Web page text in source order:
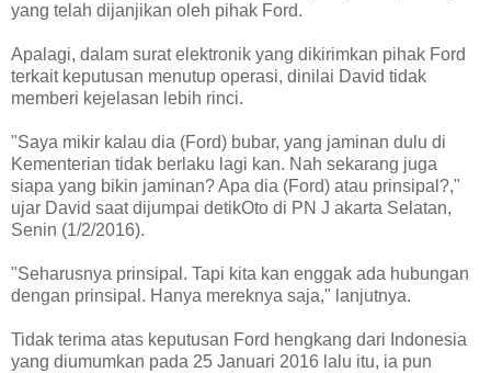
yang telah dijanjikan oleh pihak Ford.
Apalagi, dalam surat elektronik yang dikirimkan pihak Ford
terkait keputusan menutup operasi, dinilai David tidak
memberi kejelasan lebih rinci.
"Saya mikir kalau dia (Ford) bubar, yang jaminan dulu di
Kementerian tidak berlaku lagi kan. Nah sekarang juga
siapa yang bikin jaminan? Apa dia (Ford) atau prinsipal?,"
ujar David saat dijumpai detikOto di PN J akarta Selatan,
Senin (1/2/2016).
"Seharusnya prinsipal. Tapi kita kan enggak ada hubungan
dengan prinsipal. Hanya mereknya saja," lanjutnya.
Tidak terima atas keputusan Ford hengkang dari Indonesia
yang diumumkan pada 25 Januari 2016 lalu itu, ia pun